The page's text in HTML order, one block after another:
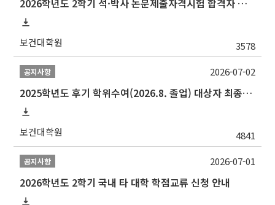
보건대학원 3578
공지사항
2025학년도 후기 학위수여(2026.8. 졸업) 대상자 최종인준 논문 제출 안내
보건대학원 4841
2026-07-02
공지사항
2026학년도 2학기 국내 타 대학 학점교류 신청 안내
2026-07-01